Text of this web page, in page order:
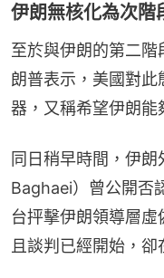
伊朗無核化為次階
至於與伊朗的第二
朗普表示，美國對
器，又稱希望伊朗能
同日稍早時間，伊
Baghaei）曾公開否
台抨擊伊朗領導層虛
且談判已經開始，卻